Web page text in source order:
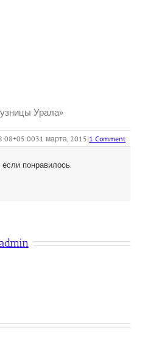
Урала»
31 марта, 2015|1 Comment
понравилось.